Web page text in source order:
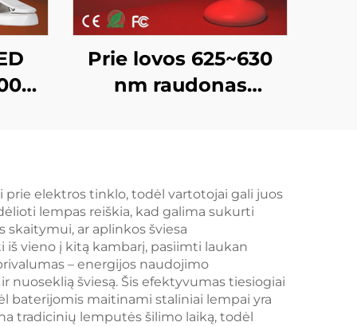
Prie lovos 625~630
nm raudonas
reguliavimu ir
ryškumo atmintimi,
USB-C perkrānimas,
18 valandų belaidis
naudojimas
elektros tinklo, todėl vartotojai gali juos
lempas reiškia, kad galima sukurti
ar aplinkos šviesa
vieno į kitą kambarį, pasiimti laukan
– energijos naudojimo
šviesą. Šis efektyvumas tiesiogiai
baterijomis maitinami staliniai lempai yra
tradicinių lemputės šilimo laiką, todėl